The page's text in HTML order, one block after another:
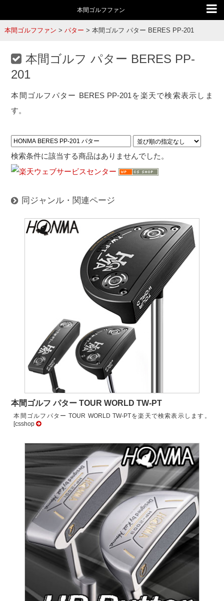
本間ゴルフファン
本間ゴルフファン > パター > 本間ゴルフ パター BERES PP-201
本間ゴルフ パター BERES PP-
201
本間ゴルフパター BERES PP-201を楽天で検索表示しま
す。
検索条件に該当する商品はありませんでした。
同ジャンル・関連ページ
本間ゴルフ パター TOUR WORLD TW-PT
本間ゴルフパター TOUR WORLD TW-PTを楽天で検索表示します。
[csshop